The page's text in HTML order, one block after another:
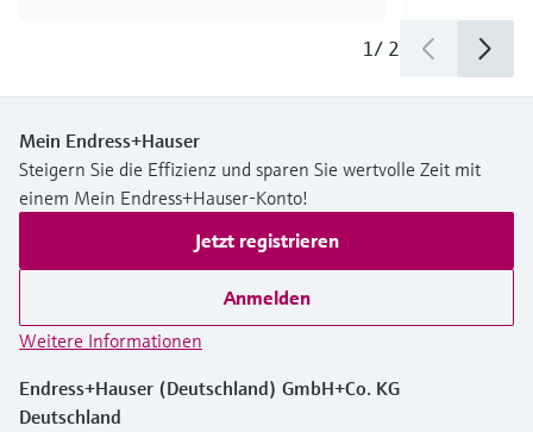
1/ 2
Mein Endress+Hauser
Steigern Sie die Effizienz und sparen Sie wertvolle Zeit mit
einem Mein Endress+Hauser-Konto!
Jetzt registrieren
Anmelden
Weitere Informationen
Endress+Hauser (Deutschland) GmbH+Co. KG
Deutschland